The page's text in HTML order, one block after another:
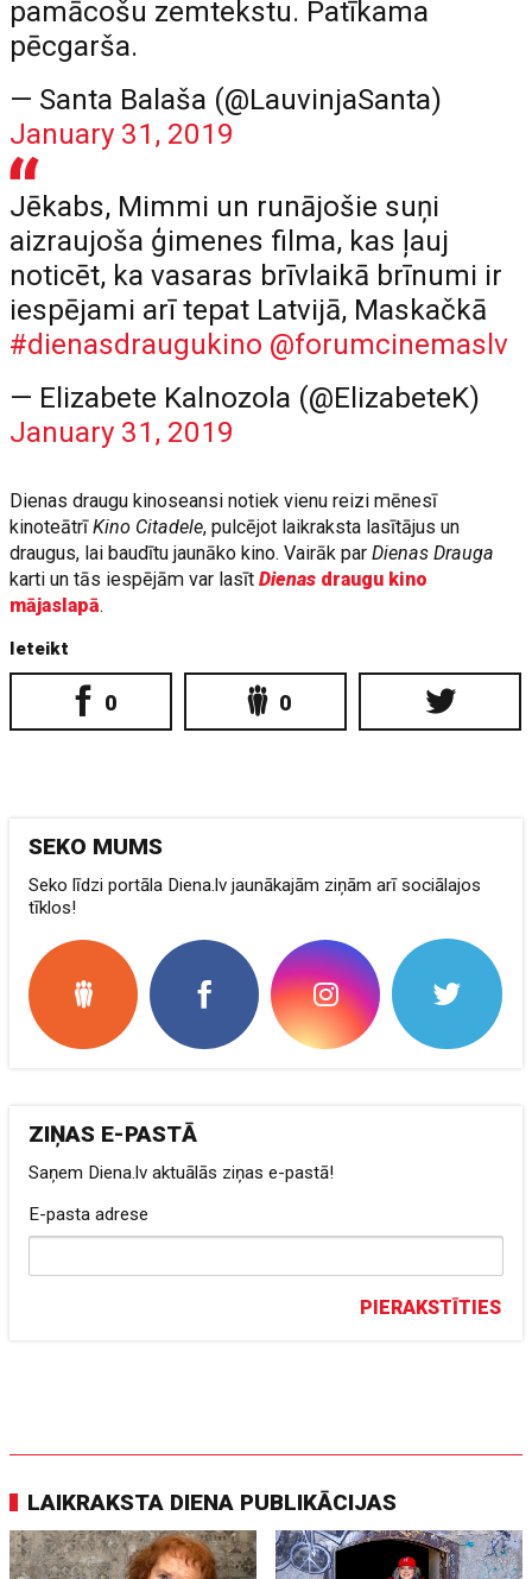
pamācošu zemtekstu. Patīkama
pēcgarša.
— Santa Balaša (@LauvinjaSanta)
January 31, 2019
Jēkabs, Mimmi un runājošie suņi
aizraujoša ģimenes filma, kas ļauj
noticēt, ka vasaras brīvlaikā brīnumi ir
iespējami arī tepat Latvijā, Maskačkā
#dienasdraugukino @forumcinemaslv
— Elizabete Kalnozola (@ElizabeteK)
January 31, 2019
Dienas draugu kinoseansi notiek vienu reizi mēnesī
kinoteātrīKino Citadele, pulcējot laikraksta lasītājus un
draugus, lai baudītu jaunāko kino. Vairāk parDienas Drauga
karti un tās iespējām var lasītDienas draugu kino
mājaslapā.
Ieteikt
0 0
SEKO MUMS
Seko līdzi portāla Diena.lv jaunākajām ziņām arī sociālajos
tīklos!
ZIŅAS E-PASTĀ
Saņem Diena.lv aktuālās ziņas e-pastā!
E-pasta adrese
PIERAKSTĪTIES
LAIKRAKSTA DIENA PUBLIKĀCIJAS